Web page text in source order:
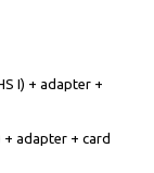
+ adapter + card